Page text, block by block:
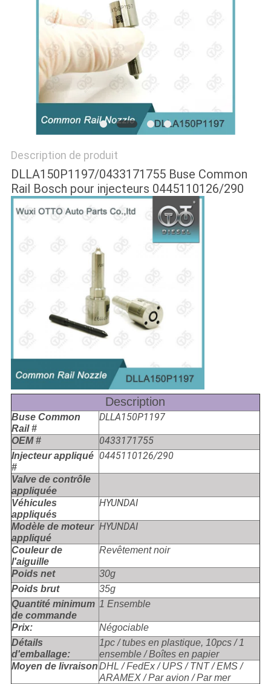
PRIVACY
POLICY
Description de produit
DLLA150P1197/0433171755 Buse Common
Rail Bosch pour injecteurs 0445110126/290
Description
Buse Common
Rail #
DLLA150P1197
OEM # 0433171755
Injecteur appliqué
#
0445110126/290
Valve de contrôle
appliquée
Véhicules
appliqués
HYUNDAI
Modèle de moteur
appliqué
HYUNDAI
Couleur de
l'aiguille
Revêtement noir
Poids net
30g
Poids brut
35g
Quantité minimum
de commande
1 Ensemble
Prix:
Négociable
Détails
d'emballage:
1pc / tubes en plastique, 10pcs / 1
ensemble / Boîtes en papier
Moyen de livraisonDHL / FedEx / UPS / TNT / EMS /
ARAMEX / Par avion / Par mer